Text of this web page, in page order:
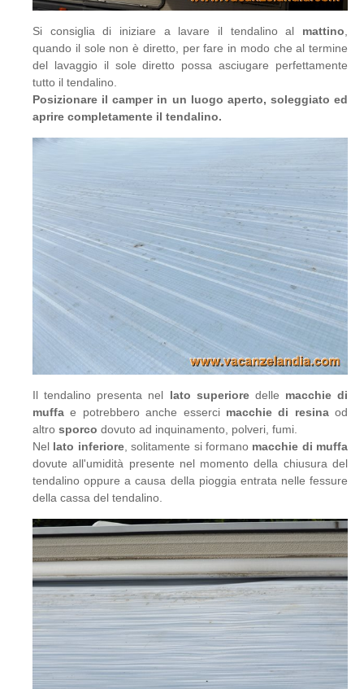
Si consiglia di iniziare a lavare il tendalino al mattino
quando il sole non è diretto, per fare in modo che al termine
del lavaggio il sole diretto possa asciugare perfettamente
tutto il tendalino.
Posizionare il camper in un luogo aperto, soleggiato ed
aprire completamente il tendalino.
Il tendalino presenta nel lato superioredelle macchie di
muffa e potrebbero anche esserci macchie di resinaod
altro sporco dovuto ad inquinamento, polveri, fumi.
Nel lato inferiore, solitamente si formano macchie di muffa
dovute all'umidità presente nel momento della chiusura del
tendalino oppure a causa della pioggia entrata nelle fessure
della cassa del tendalino.